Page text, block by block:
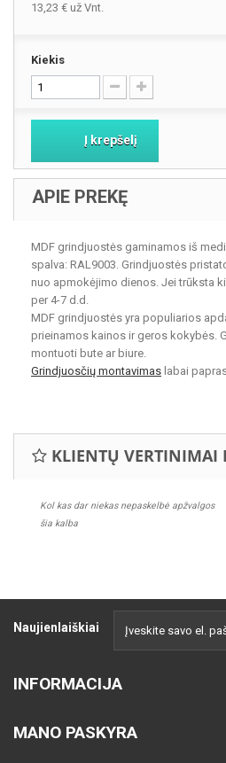
13,23 € už Vnt.
Kiekis
Į krepšelį
APIE PREKĘ
MDF grindjuostės gaminamos iš
spalva: RAL9003. Grindjuostės
nuo apmokėjimo dienos. Jei trūksta
per 4-7 d.d.
MDF grindjuostės yra populiarios
prieinamos kainos ir geros kokybės.
montuoti bute ar biure.
Grindjuosčių montavimas labai
KLIENTŲ VERTINIMAI
Kol kas dar niekas nepaskelbė apžvalgos
šia kalba
Naujienlaiškiai
INFORMACIJA
MANO PASKYRA